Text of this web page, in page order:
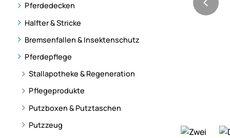
Pferdedecken
Halfter & Stricke
Bremsenfallen & Insektenschutz
Pferdepflege
Stallapotheke & Regeneration
Pflegeprodukte
Putzboxen & Putztaschen
Putzzeug